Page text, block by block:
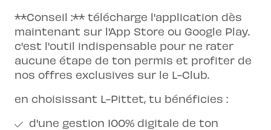
**Conseil :** télécharge l'application dès
maintenant sur l'App Store ou Google Play.
c'est l'outil indispensable pour ne rater
aucune étape de ton permis et profiter de
nos offres exclusives sur le L-Club.
en choisissant L-Pittet, tu bénéficies :
d'une gestion 100% digitale de ton